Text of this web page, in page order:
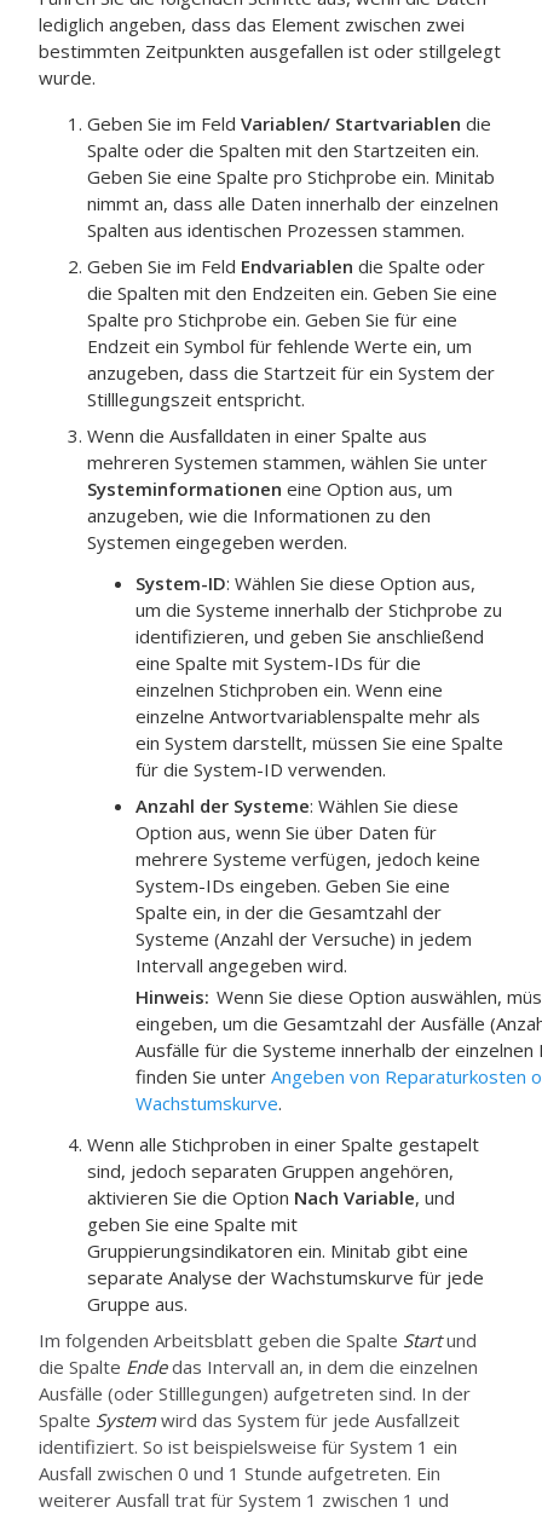
lediglich angeben, dass das Element zwischen zwei
bestimmten Zeitpunkten ausgefallen ist oder stillgelegt
wurde.
Geben Sie im Feld Variablen/ Startvariablen die
Spalte oder die Spalten mit den Startzeiten ein.
Geben Sie eine Spalte pro Stichprobe ein. Minitab
nimmt an, dass alle Daten innerhalb der einzelnen
Spalten aus identischen Prozessen stammen.
Geben Sie im Feld Endvariablen die Spalte oder
die Spalten mit den Endzeiten ein. Geben Sie eine
Spalte pro Stichprobe ein. Geben Sie für eine
Endzeit ein Symbol für fehlende Werte ein, um
anzugeben, dass die Startzeit für ein System der
Stilllegungszeit entspricht.
Wenn die Ausfalldaten in einer Spalte aus
mehreren Systemen stammen, wählen Sie unter
Systeminformationen eine Option aus, um
anzugeben, wie die Informationen zu den
Systemen eingegeben werden.
System-ID: Wählen Sie diese Option aus,
um die Systeme innerhalb der Stichprobe zu
identifizieren, und geben Sie anschließend
eine Spalte mit System-IDs für die
einzelnen Stichproben ein. Wenn eine
einzelne Antwortvariablenspalte mehr als
ein System darstellt, müssen Sie eine Spalte
für die System-ID verwenden.
Anzahl der Systeme: Wählen Sie diese
Option aus, wenn Sie über Daten für
mehrere Systeme verfügen, jedoch keine
System-IDs eingeben. Geben Sie eine
Spalte ein, in der die Gesamtzahl der
Systeme (Anzahl der Versuche) in jedem
Intervall angegeben wird.
Hinweis Wenn Sie diese Option auswählen,
eingeben, um die Gesamtzahl der Ausfälle
Ausfälle für die Systeme innerhalb der
finden Sie unter Angeben von Reparaturkosten
Wachstumskurve.
Wenn alle Stichproben in einer Spalte gestapelt
sind, jedoch separaten Gruppen angehören,
aktivieren Sie die Option Nach Variable, und
geben Sie eine Spalte mit
Gruppierungsindikatoren ein. Minitab gibt eine
separate Analyse der Wachstumskurve für jede
Gruppe aus.
Im folgenden Arbeitsblatt geben die Spalte Startund
die Spalte Endedas Intervall an, in dem die einzelnen
Ausfälle (oder Stilllegungen) aufgetreten sind. In der
Spalte System wird das System für jede Ausfallzeit
identifiziert. So ist beispielsweise für System 1 ein
Ausfall zwischen 0 und 1 Stunde aufgetreten. Ein
weiterer Ausfall trat für System 1 zwischen 1 und